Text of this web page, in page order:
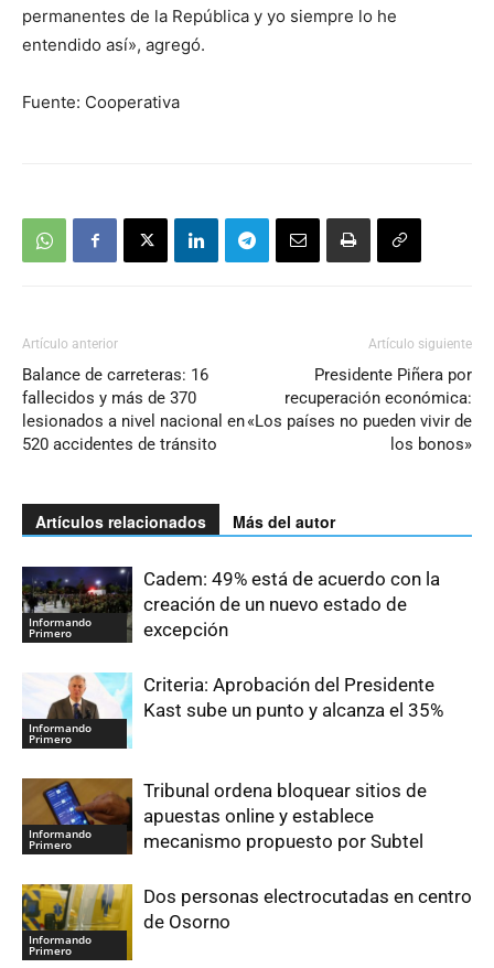
permanentes de la República y yo siempre lo he
entendido así», agregó.
Fuente: Cooperativa
Artículo anterior
Balance de carreteras: 16
fallecidos y más de 370
lesionados a nivel nacional en
520 accidentes de tránsito
Artículo siguiente
Presidente Piñera por
recuperación económica:
«Los países no pueden vivir de
los bonos»
Artículos relacionados Más del autor
Informando
Primero
Cadem: 49% está de acuerdo con la
creación de un nuevo estado de
excepción
Informando
Primero
Criteria: Aprobación del Presidente
Kast sube un punto y alcanza el 35%
Informando
Primero
Tribunal ordena bloquear sitios de
apuestas online y establece
mecanismo propuesto por Subtel
Informando
Primero
Dos personas electrocutadas en centro
de Osorno